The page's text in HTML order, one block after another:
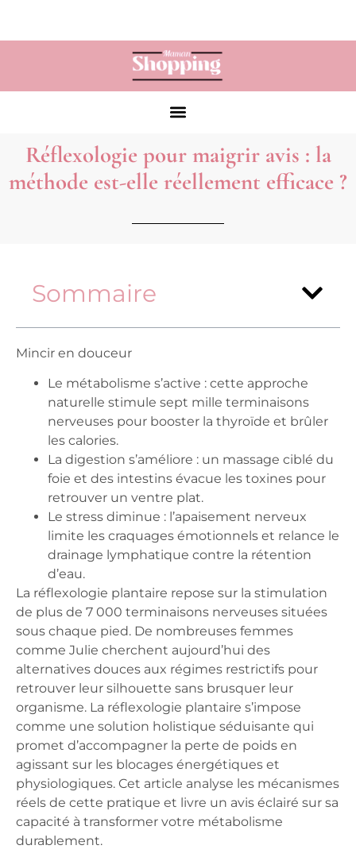
Réflexologie pour maigrir avis : la
méthode est-elle réellement efficace ?
Sommaire
Mincir en douceur
Le métabolisme s’active : cette approche
naturelle stimule sept mille terminaisons
nerveuses pour booster la thyroïde et brûler
les calories.
La digestion s’améliore : un massage ciblé du
foie et des intestins évacue les toxines pour
retrouver un ventre plat.
Le stress diminue : l’apaisement nerveux
limite les craquages émotionnels et relance le
drainage lymphatique contre la rétention
d’eau.
La réflexologie plantaire repose sur la stimulation
de plus de 7 000 terminaisons nerveuses situées
sous chaque pied. De nombreuses femmes
comme Julie cherchent aujourd’hui des
alternatives douces aux régimes restrictifs pour
retrouver leur silhouette sans brusquer leur
organisme. La réflexologie plantaire s’impose
comme une solution holistique séduisante qui
promet d’accompagner la perte de poids en
agissant sur les blocages énergétiques et
physiologiques. Cet article analyse les mécanismes
réels de cette pratique et livre un avis éclairé sur sa
capacité à transformer votre métabolisme
durablement.